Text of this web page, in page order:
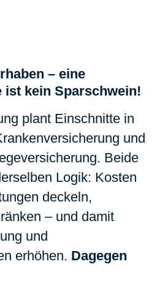
– eine
ist kein Sparschwein!
plant Einschnitte in
und
Beide
Logik: Kosten
deckeln,
– und damit
und
erhöhen. Dagegen